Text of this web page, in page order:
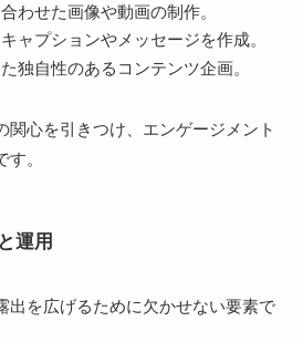
わせた画像や動画の制作。
ャプションやメッセージを作成。
独自性のあるコンテンツ企画。
関心を引きつけ、エンゲージメント
。
運用
出を広げるために欠かせない要素で